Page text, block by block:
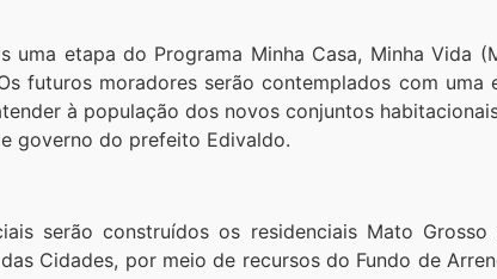
uma etapa do Programa Minha Casa, Minha Vida
futuros moradores serão contemplados com
à população dos novos conjuntos
governo do prefeito Edivaldo.
serão construídos os residenciais Mato
Cidades, por meio de recursos do Fundo de